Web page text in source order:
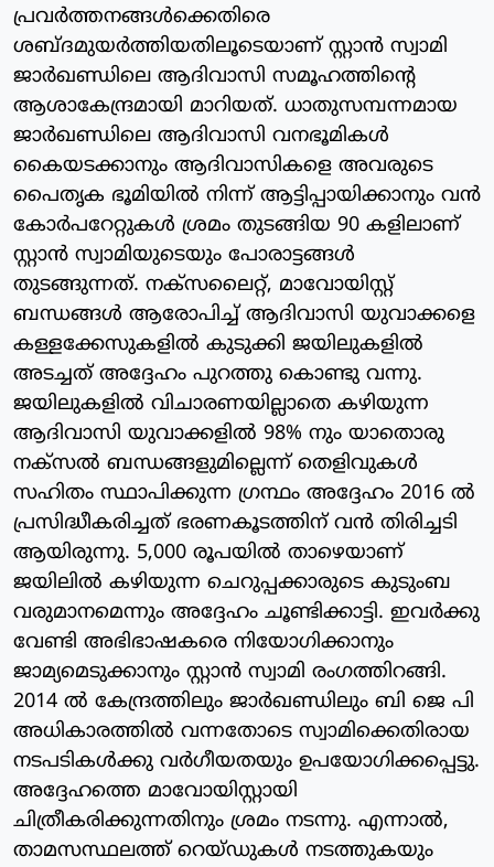
പ്രവര്‍ത്തനങ്ങള്‍ക്കെതിരെ
ശബ്ദമുയര്‍ത്തിയതിലൂടെയാണ് സ്റ്റാന്‍ സ്വാമി
ജാര്‍ഖണ്ഡിലെ ആദിവാസി സമൂഹത്തിന്റെ
ആശാകേന്ദ്രമായി മാറിയത്. ധാതുസമ്പന്നമായ
ജാര്‍ഖണ്ഡിലെ ആദിവാസി വനഭൂമികള്‍
കൈയടക്കാനും ആദിവാസികളെ അവരുടെ
പൈതൃക ഭൂമിയില്‍ നിന്ന് ആട്ടിപ്പായിക്കാനും വന്‍
കോര്‍പറേറ്റുകള്‍ ശ്രമം തുടങ്ങിയ 90 കളിലാണ്
സ്റ്റാന്‍ സ്വാമിയുടെയും പോരാട്ടങ്ങള്‍
തുടങ്ങുന്നത്. നക്‌സലൈറ്റ്, മാവോയിസ്റ്റ്
ബന്ധങ്ങള്‍ ആരോപിച്ച് ആദിവാസി യുവാക്കളെ
കള്ളക്കേസുകളില്‍ കുടുക്കി ജയിലുകളില്‍
അടച്ചത് അദ്ദേഹം പുറത്തു കൊണ്ടു വന്നു.
ജയിലുകളില്‍ വിചാരണയില്ലാതെ കഴിയുന്ന
ആദിവാസി യുവാക്കളില്‍ 98% നും യാതൊരു
നക്‌സല്‍ ബന്ധങ്ങളുമില്ലെന്ന് തെളിവുകള്‍
സഹിതം സ്ഥാപിക്കുന്ന ഗ്രന്ഥം അദ്ദേഹം 2016 ല്‍
പ്രസിദ്ധീകരിച്ചത് ഭരണകൂടത്തിന് വന്‍ തിരിച്ചടി
ആയിരുന്നു. 5,000 രൂപയില്‍ താഴെയാണ്
ജയിലില്‍ കഴിയുന്ന ചെറുപ്പക്കാരുടെ കുടുംബ
വരുമാനമെന്നും അദ്ദേഹം ചൂണ്ടിക്കാട്ടി. ഇവര്‍ക്കു
വേണ്ടി അഭിഭാഷകരെ നിയോഗിക്കാനും
ജാമ്യമെടുക്കാനും സ്റ്റാന്‍ സ്വാമി രംഗത്തിറങ്ങി.
2014 ല്‍ കേന്ദ്രത്തിലും ജാര്‍ഖണ്ഡിലും ബി ജെ പി
അധികാരത്തില്‍ വന്നതോടെ സ്വാമിക്കെതിരായ
നടപടികള്‍ക്കു വര്‍ഗീയതയും ഉപയോഗിക്കപ്പെട്ടു.
അദ്ദേഹത്തെ മാവോയിസ്റ്റായി
ചിത്രീകരിക്കുന്നതിനും ശ്രമം നടന്നു. എന്നാല്‍,
താമസസ്ഥലത്ത് റെയ്ഡുകള്‍ നടത്തുകയും